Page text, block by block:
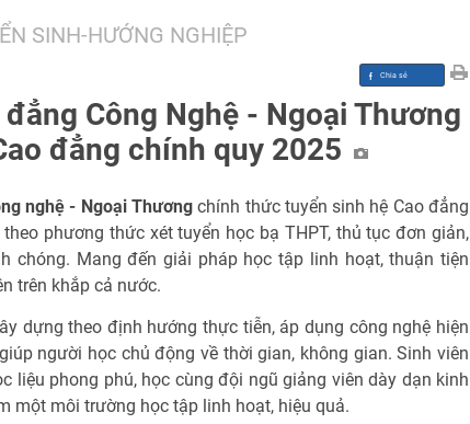
SINH-HƯỚNG NGHIỆP
Công Nghệ - Ngoại Thương
đẳng chính quy 2025
nghệ - Ngoại Thương chính thức tuyển sinh hệ Cao đẳng
phương thức xét tuyển học bạ THPT, thủ tục đơn giản,
chóng. Mang đến giải pháp học tập linh hoạt, thuận tiện
trên khắp cả nước.
dựng theo định hướng thực tiễn, áp dụng công nghệ hiện
người học chủ động về thời gian, không gian. Sinh viên
liệu phong phú, học cùng đội ngũ giảng viên dày dạn kinh
một môi trường học tập linh hoạt, hiệu quả.